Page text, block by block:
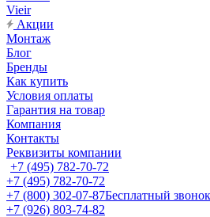
Vieir
Акции
Монтаж
Блог
Бренды
Как купить
Условия оплаты
Гарантия на товар
Компания
Контакты
Реквизиты компании
+7 (495) 782-70-72
+7 (495) 782-70-72
+7 (800) 302-07-87Бесплатный
+7 (926) 803-74-82